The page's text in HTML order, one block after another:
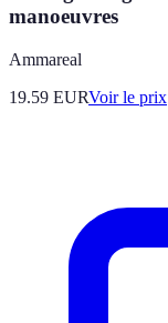
manoeuvres
Ammareal
19.59 EURVoir le prix